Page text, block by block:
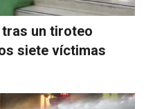
tras un tiroteo
siete víctimas